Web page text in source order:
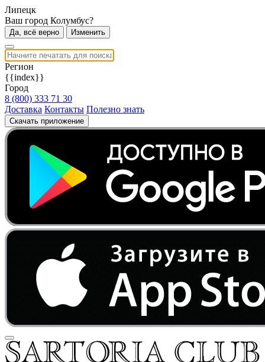
Липецк
Ваш город Колумбус?
Да, всё верно Изменить
Регион
{{index}}
Город
8 (800) 333 71 30
Доставка Контакты Полезно знать
Скачать приложение